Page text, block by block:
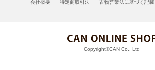
会社概要 特定商取引法 古物営業法に基づく記載
Copyright©CAN Co., Ltd